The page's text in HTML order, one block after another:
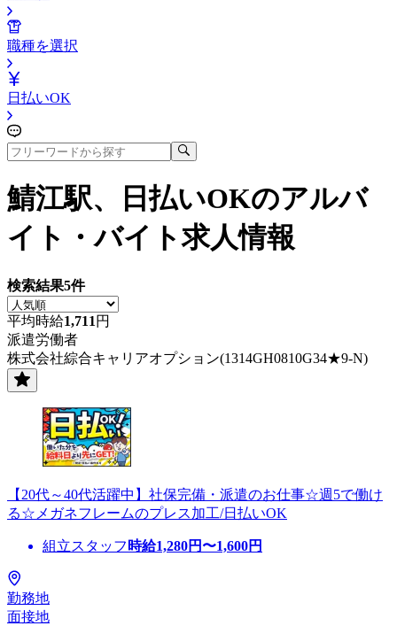
職種を選択
日払いOK
鯖江駅、日払いOKのアルバ
イト・バイト求人情報
検索結果5件
平均時給1,711 円
派遣労働者
株式会社綜合キャリアオプション(1314GH0810G34★9-N)
【20代～40代活躍中】社保完備・派遣のお仕事☆週5で働け
る☆メガネフレームのプレス加工/日払いOK
組立スタッフ 時給1,280円〜1,600円
勤務地
面接地